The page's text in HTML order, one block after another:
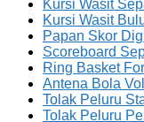
Kursi Wasit
Kursi Wasit
Papan Skor
Scoreboard
Ring Basket
Antena Bola
Tolak Peluru
Tolak Peluru